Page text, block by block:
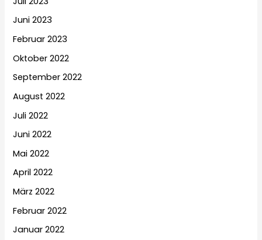
Juni 2023
Februar 2023
Oktober 2022
September 2022
August 2022
Juli 2022
Juni 2022
Mai 2022
April 2022
März 2022
Februar 2022
Januar 2022